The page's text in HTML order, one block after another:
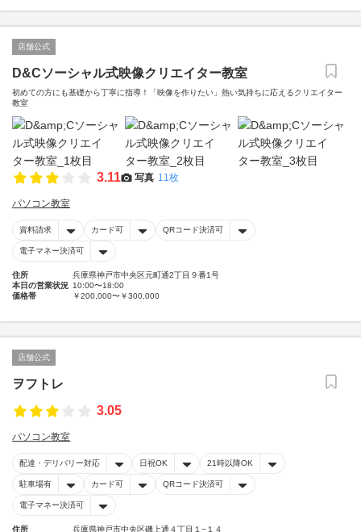
店舗公式
D&Cソーシャル式映像クリエイター教室
初めての方にも基礎から丁寧に指導！「映像を作りたい」熱い気持ちに応えるクリエイター
教室
3.11 写真 11枚
パソコン教室
資料請求 カード可 QRコード決済可
電子マネー決済可
住所
兵庫県神戸市中央区元町通2丁目９番1号
本日の営業状況 10:00〜18:00
価格帯
￥200,000〜￥300,000
店舗公式
ヲフトレ
3.05
パソコン教室
配達・デリバリー対応 日祝OK 21時以降OK
駐車場有 カード可 QRコード決済可
電子マネー決済可
住所
兵庫県神戸市中央区磯上通４丁目１−１４